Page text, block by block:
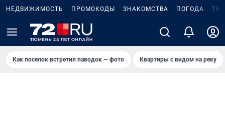
НЕДВИЖИМОСТЬ ПРОМОКОДЫ ЗНАКОМСТВА ПОГОДА
Как поселок встретил паводок — фото Квартиры с видом на реку